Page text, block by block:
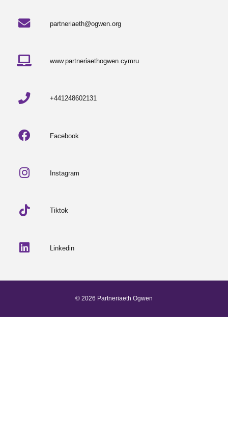
partneriaeth@ogwen.org
www.partneriaethogwen.cymru
+441248602131
Facebook
Instagram
Tiktok
Linkedin
© 2026 Partneriaeth Ogwen